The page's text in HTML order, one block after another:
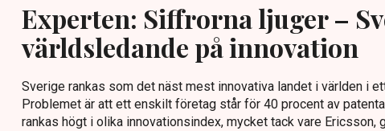
Experten: Siffrorna ljuger –
världsledande på innovation
Sverige rankas som det näst mest innovativa landet i världen i
Problemet är att ett enskilt företag står för 40 procent av
rankas högt i olika innovationsindex, mycket tack vare Ericsson,